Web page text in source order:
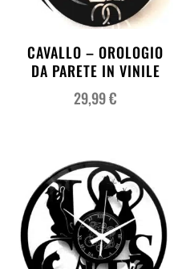
CAVALLO – OROLOGIO
DA PARETE IN VINILE
29,99€